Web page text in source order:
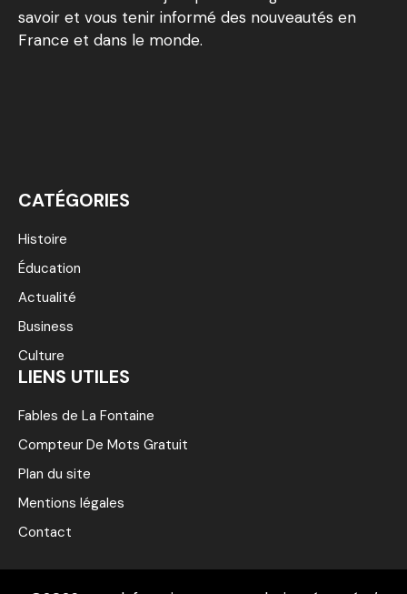
savoir et vous tenir informé des nouveautés en
France et dans le monde.
CATÉGORIES
Histoire
Éducation
Actualité
Business
Culture
LIENS UTILES
Fables de La Fontaine
Compteur De Mots Gratuit
Plan du site
Mentions légales
Contact